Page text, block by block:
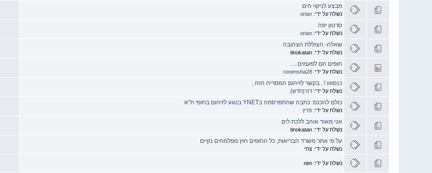
מבצע לניקוי הים
נשלח על ידי:orian
סרטון יפה
נשלח על ידי:orian
שאלה- הצוללת הצהובה
נשלח על ידי: tinokatan
חופים הם לפעמים.....
נשלח על ידי:ronensha28
כנסוווו ! , בקשר לזיהום המסריח הזה ,
נשלח על ידי:דור(חדש)
כולם להכנס. כתבה שהתפרסמה בYNET בנוגע לזיהום בחופי ת"א
נשלח על ידי: פרץ
אני מאוד אוהב ללכת לים
נשלח על ידי: tinokatan
על פי אתר משרד הבריאות, כל החופים חוץ מפלמחים נקיים
נשלח על ידי: צחי
נשלח על ידי: nim